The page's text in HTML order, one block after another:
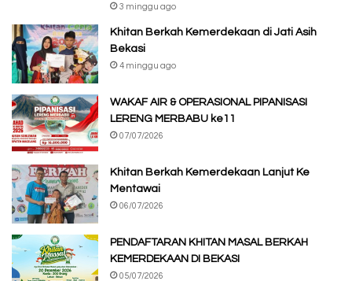
3 minggu ago
Khitan Berkah Kemerdekaan di Jati Asih
Bekasi
4 minggu ago
WAKAF AIR & OPERASIONAL PIPANISASI
LERENG MERBABU ke11
07/07/2026
Khitan Berkah Kemerdekaan Lanjut Ke
Mentawai
06/07/2026
PENDAFTARAN KHITAN MASAL BERKAH
KEMERDEKAAN DI BEKASI
05/07/2026